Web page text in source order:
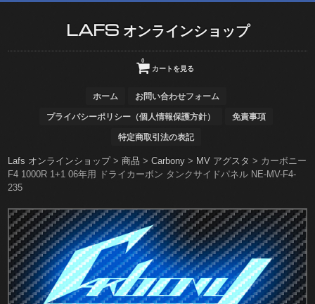
LAFS オンラインショップ
カートを見る
0
ホーム お問い合わせフォーム
プライバシーポリシー（個人情報保護方針） 免責事項
特定商取引法の表記
Lafs オンラインショップ>商品 >Carbony > MV アグスタ > カーボニー
F4 1000R 1+1 06年用 ドライカーボン タンクサイドパネル NE-MV-F4-
235